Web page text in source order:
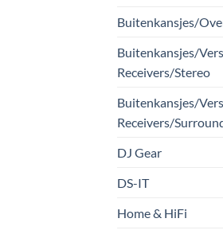
Buitenkansjes/
Buitenkansjes/
Receivers/Stereo
Buitenkansjes/
Receivers/
DJ Gear
DS-IT
Home & HiFi